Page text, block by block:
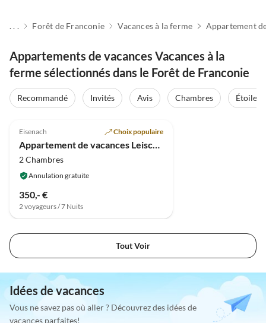
. . . Forêt de Franconie Vacances à la ferme Appartement
Appartements de vacances Vacances à la
ferme sélectionnés dans le Forêt de Franconie
Recommandé Invités Avis Chambres
Étoiles
Eisenach Choix populaire
2 Chambres
Annulation gratuite
350,- €
2 voyageurs / 7 Nuits
Tout Voir
Idées de vacances
Vous ne savez pas où aller ? Découvrez des idées de
vacances parfaites!